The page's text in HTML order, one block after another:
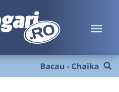
Bacau - Chaika